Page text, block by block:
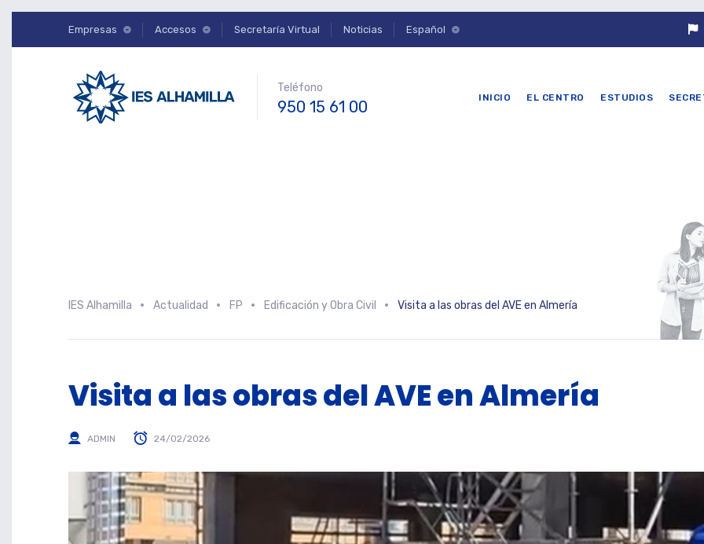
Empresas Accesos Secretaría Virtual Noticias Español
Teléfono
950 15 61 00 INICIO EL CENTRO ESTUDIOS
IES Alhamilla Actualidad FP Edificación y Obra Civil Visita a las obras del AVE en Almería
Visita a las obras del AVE en Almería
ADMIN 24/02/2026